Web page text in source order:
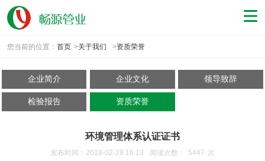
您当前的位置： 首页 >关于我们 >资质荣誉
企业简介 企业文化 领导致辞
检验报告 资质荣誉
环境管理体系认证证书
发布时间：2019-02-28 16:13 阅读次数： 5447 次